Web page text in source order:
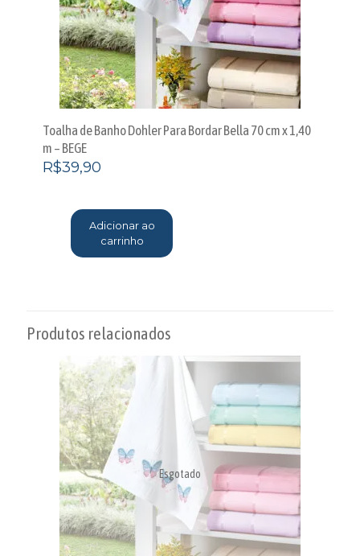
Toalha de Banho Dohler Para Bordar Bella 70 cm x 1,40
m – BEGE
R$39,90
Adicionar ao
carrinho
Produtos relacionados
Esgotado